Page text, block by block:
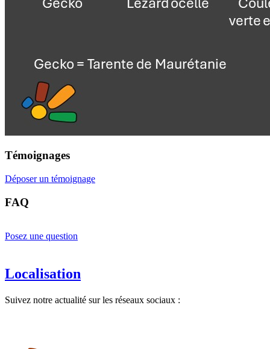
Témoignages
Déposer un témoignage
FAQ
Posez une question
Localisation
Suivez notre actualité sur les réseaux sociaux :